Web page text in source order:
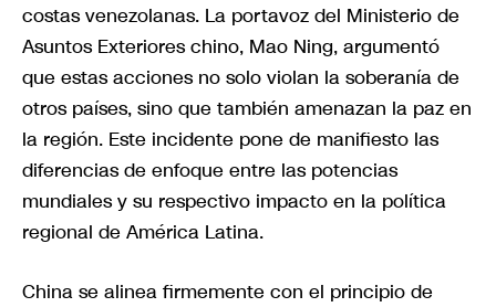
costas venezolanas. La portavoz del Ministerio de
Asuntos Exteriores chino, Mao Ning, argumentó
que estas acciones no solo violan la soberanía de
otros países, sino que también amenazan la paz en
la región. Este incidente pone de manifiesto las
diferencias de enfoque entre las potencias
mundiales y su respectivo impacto en la política
regional de América Latina.
China se alinea firmemente con el principio de